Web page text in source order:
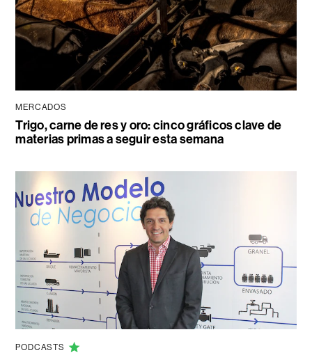
MERCADOS
Trigo, carne de res y oro: cinco gráficos clave de
materias primas a seguir esta semana
PODCASTS